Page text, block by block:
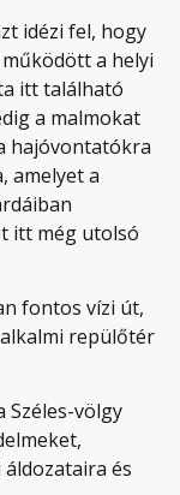
idézi fel, hogy
a helyi
itt található
a malmokat
hajóvontatókra
amelyet a
itt még utolsó
fontos vízi út,
repülőtér
Széles-völgy
és